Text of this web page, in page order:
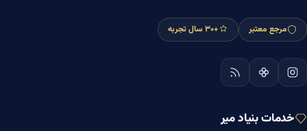
مرجع معتبر +۳۰ سال تجربه
خدمات بنیاد میر